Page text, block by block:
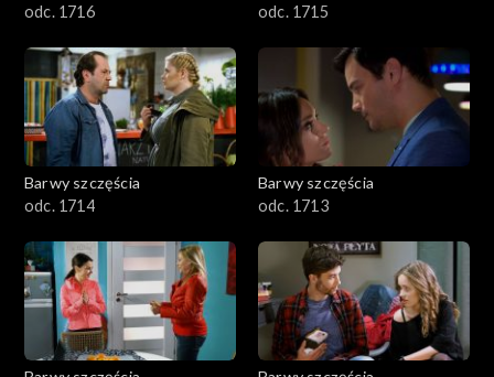
odc. 1716
odc. 1715
Barwy szczęścia
odc. 1714
Barwy szczęścia
odc. 1713